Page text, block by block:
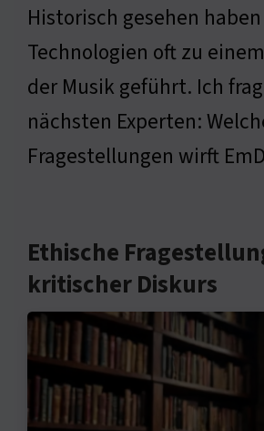
Historisch gesehen
Technologien oft zu
der Musik geführt. Ich
nächsten Experten:
Fragestellungen wirft
Ethische
kritischer Diskurs